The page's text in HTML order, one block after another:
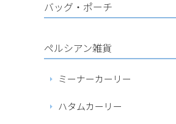
バッグ・ポーチ
ペルシアン雑貨
ミーナーカーリー
ハタムカーリー